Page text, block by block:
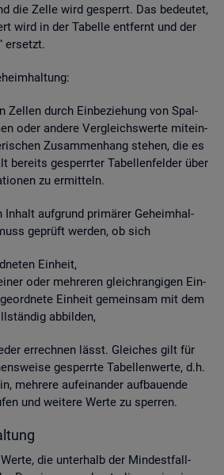
die Zelle wird ge­sperrt. Das be­deu­tet,
wird in der Ta­bel­le ent­fernt und der
er­setzt.
Zel­len durch Ein­be­zie­hung von Spal­
oder an­de­re Ver­gleichs­wer­te mit­ein­
Zu­sam­men­hang ste­hen, die es
be­reits ge­sperr­ter Ta­bel­len­fel­der über
zu er­mit­teln.
In­halt auf­grund pri­mä­rer Ge­heim­hal­
ge­prüft wer­den, ob sich
Ein­heit,
oder meh­re­ren gleich­ran­gi­gen Ein­
Ein­heit ge­mein­sam mit dem
ab­bil­den,
er­rech­nen lässt. Glei­ches gilt für
ge­sperr­te Ta­bel­len­wer­te, d.h.
meh­re­re auf­ein­an­der auf­bau­en­de
und wei­te­re Werte zu sper­ren.
die un­ter­halb der Min­dest­fall­